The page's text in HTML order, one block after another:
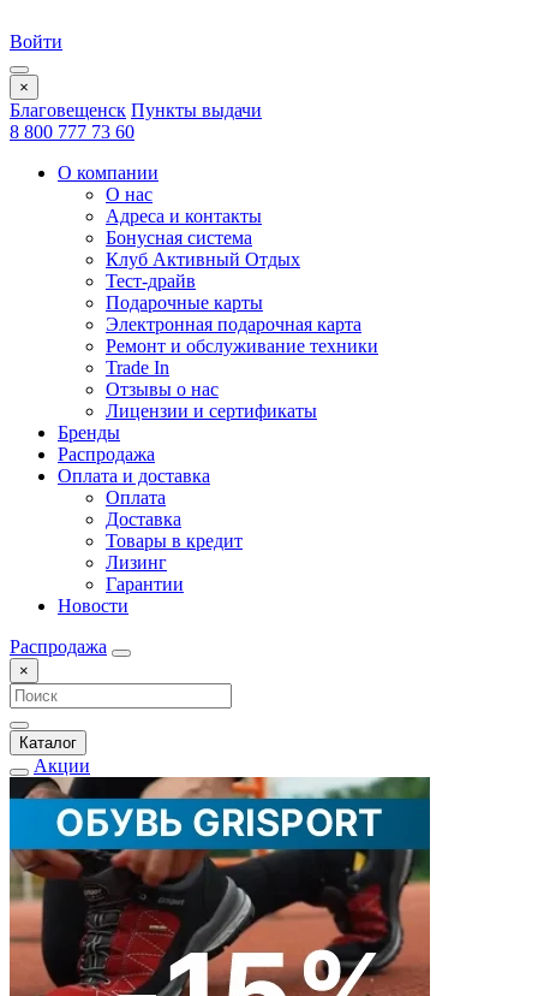
Войти
×
Благовещенск Пункты выдачи
8 800 777 73 60
О компании
О нас
Адреса и контакты
Бонусная система
Клуб Активный Отдых
Тест-драйв
Подарочные карты
Электронная подарочная карта
Ремонт и обслуживание техники
Trade In
Отзывы о нас
Лицензии и сертификаты
Бренды
Распродажа
Оплата и доставка
Оплата
Доставка
Товары в кредит
Лизинг
Гарантии
Новости
Распродажа
×
Каталог
Акции